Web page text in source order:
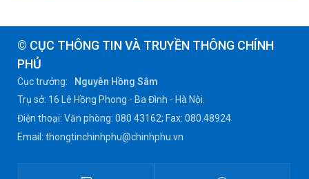
© CỤC THÔNG TIN VÀ TRUYỀN THÔNG CHÍNH
PHỦ
Cục trưởng:
Nguyễn Hồng Sâm
Trụ sở: 16 Lê Hồng Phong - Ba Đình - Hà Nội.
Điện thoại: Văn phòng: 080 43162; Fax: 080.48924
Email: thongtinchinhphu@chinhphu.vn